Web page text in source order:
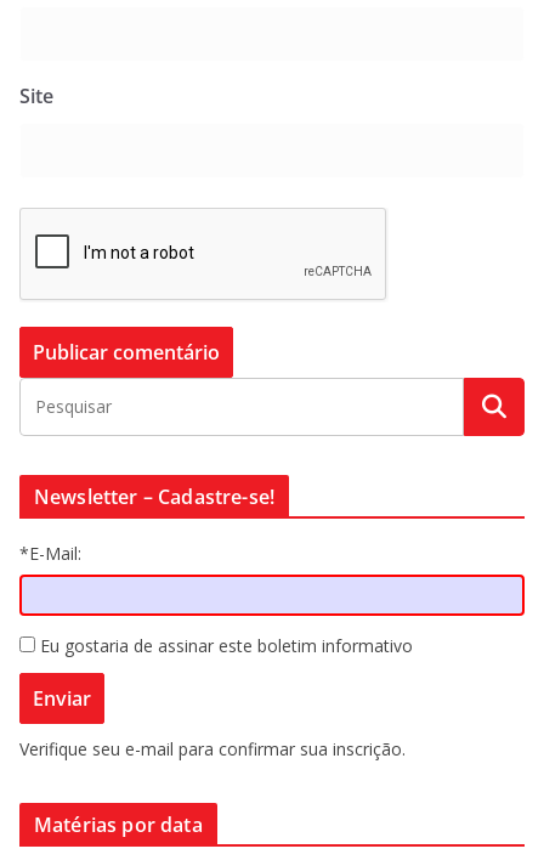
Site
Newsletter – Cadastre-se!
*E-Mail:
Eu gostaria de assinar este boletim informativo
Verifique seu e-mail para confirmar sua inscrição.
Matérias por data